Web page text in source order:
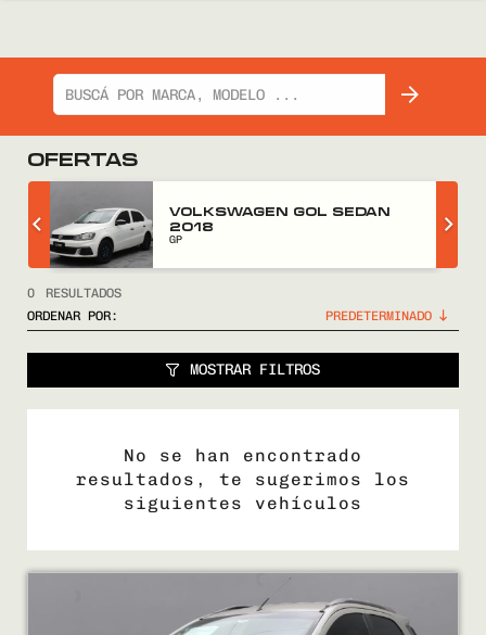
OFERTAS
VOLKSWAGEN GOL SEDAN
2018
GP
0
RESULTADOS
ORDENAR POR:
MOSTRAR FILTROS
No se han encontrado
resultados, te sugerimos los
siguientes vehículos